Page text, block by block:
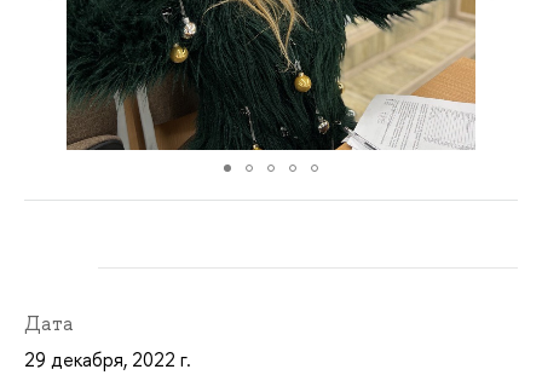
Дата
29 декабря, 2022 г.